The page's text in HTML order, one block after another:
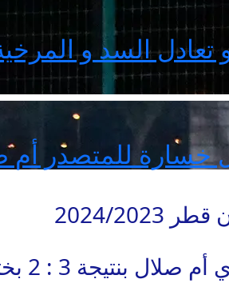
و تعادل السد و
خسارة للمتصدر أم
2023
بختام مباريات الدوري